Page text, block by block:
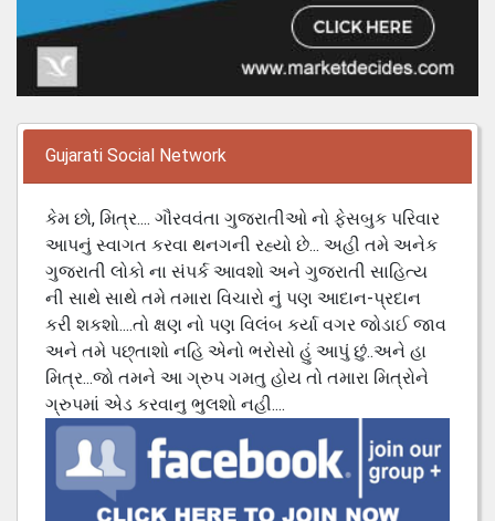
Gujarati Social Network
કેમ છો, મિત્ર.... ગૌરવવંતા ગુજરાતીઓ નો ફેસબુક પરિવાર
આપનું સ્વાગત કરવા થનગની રહ્યો છે... અહી તમે અનેક
ગુજરાતી લોકો ના સંપર્ક આવશો અને ગુજરાતી સાહિત્ય
ની સાથે સાથે તમે તમારા વિચારો નું પણ આદાન-પ્રદાન
કરી શકશો....તો ક્ષણ નો પણ વિલંબ કર્યા વગર જોડાઈ જાવ
અને તમે પછ્તાશો નહિ એનો ભરોસો હું આપું છું..અને હા
મિત્ર...જો તમને આ ગ્રુપ ગમતુ હોય તો તમારા મિત્રોને
ગ્રુપમાં એડ કરવાનુ ભુલશો નહી....